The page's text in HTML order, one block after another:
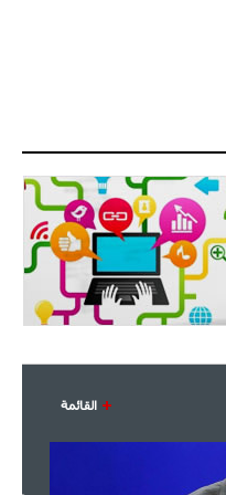
18:30
- 2021/07/25
لوكاتيلي يؤكد نيته في الانتقال إلى
جوفنتوس عبر تويتر!
18:10
- 2021/07/25
أنشيلوتي يصر على جلب كيليني
وقدوم الإيطالي يقترب
القائمة